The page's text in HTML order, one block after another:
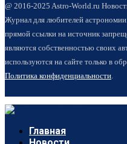
@ 2016-2025 Astro-World.ru
Журнал для любителей
прямой ссылки на источник
являются собственностью своих
используются на сайте только в
Политика конфиденциальности
Главная